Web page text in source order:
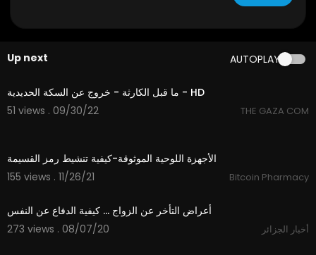
Up next AUTOPLAY
45:54
⁣ما قبل الكارثة - خروج عن السكة الحديدية - HD
51 views . 09/30/22
THE GAZA COM
الأجهزة اللوحية الموثوقة-كيفية تنشيط رمز القسيمة
155 views . 11/26/21
Bitcoin Pharmacy
أعراض التأخر عن الزواج ... كيفية الدفاع عن النفس
273 views . 08/07/20
أخبار الجزائر